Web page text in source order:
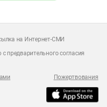
на Интернет-СМИ
предварительного согласия
Пожертвования